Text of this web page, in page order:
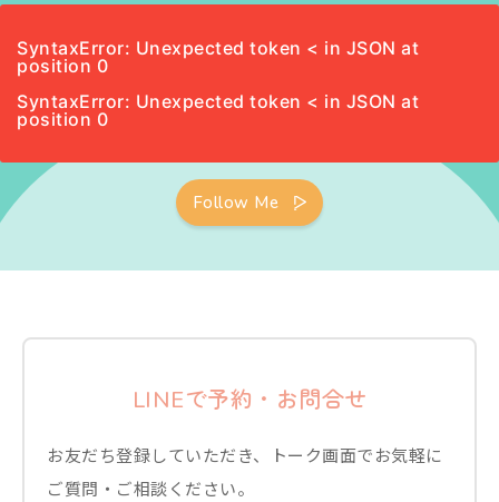
SyntaxError: Unexpected token < in JSON at
position 0
SyntaxError: Unexpected token < in JSON at
position 0
Follow Me
LINEで予約・お問合せ
お友だち登録していただき、トーク画面でお気軽に
ご質問・ご相談ください。